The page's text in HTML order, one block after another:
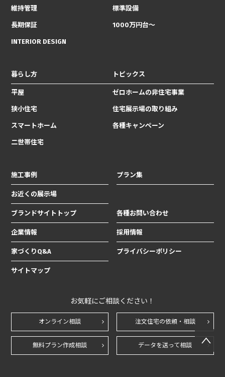
維持管理
長期保証
INTERIOR DESIGN
標準設備
1000万円台〜
暮らし方
平屋
狭小住宅
スマートホーム
二世帯住宅
トピックス
ゼロホームの非住宅事業
住宅展示場の取り組み
各種キャンペーン
施工事例 プラン集
お近くの展示場
ブランドサイトトップ 各種お問い合わせ
企業情報 採用情報
家づくりQ&A プライバシーポリシー
サイトマップ
お気軽にご相談ください！
オンライン相談 注文住宅の依頼・相談
無料プラン作成相談 データを送って相談